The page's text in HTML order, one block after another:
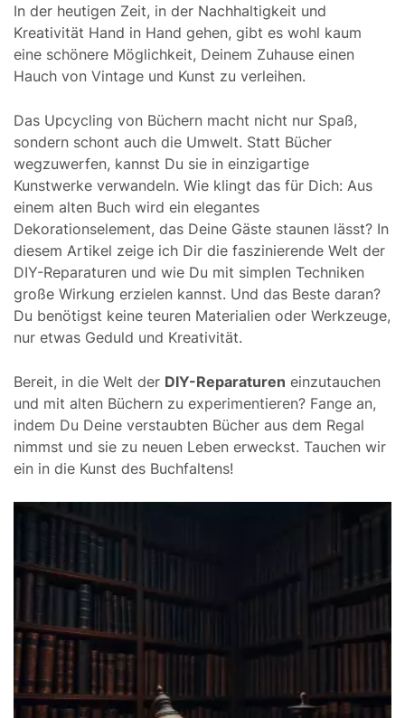
In der heutigen Zeit, in der Nachhaltigkeit und
Kreativität Hand in Hand gehen, gibt es wohl kaum
eine schönere Möglichkeit, Deinem Zuhause einen
Hauch von Vintage und Kunst zu verleihen.
Das Upcycling von Büchern macht nicht nur Spaß,
sondern schont auch die Umwelt. Statt Bücher
wegzuwerfen, kannst Du sie in einzigartige
Kunstwerke verwandeln. Wie klingt das für Dich: Aus
einem alten Buch wird ein elegantes
Dekorationselement, das Deine Gäste staunen lässt? In
diesem Artikel zeige ich Dir die faszinierende Welt der
DIY-Reparaturen und wie Du mit simplen Techniken
große Wirkung erzielen kannst. Und das Beste daran?
Du benötigst keine teuren Materialien oder Werkzeuge,
nur etwas Geduld und Kreativität.
Bereit, in die Welt der DIY-Reparaturen einzutauchen
und mit alten Büchern zu experimentieren? Fange an,
indem Du Deine verstaubten Bücher aus dem Regal
nimmst und sie zu neuen Leben erweckst. Tauchen wir
ein in die Kunst des Buchfaltens!